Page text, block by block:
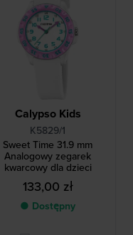
Calypso Kids
K5829/1
Sweet Time 31.9 mm
Analogowy zegarek
kwarcowy dla dzieci
133,00 zł
● Dostępny